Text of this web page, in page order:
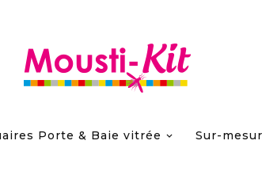
Porte & Baie vitrée Sur-